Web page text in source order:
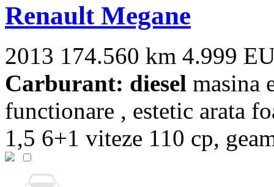
Renault Megane
2013 174.560 km 4.999
Carburant: diesel masina
functionare , estetic arata
1,5 6+1 viteze 110 cp,